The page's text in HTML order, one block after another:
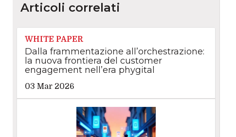
Articoli correlati
WHITE PAPER
Dalla frammentazione all’orchestrazione:
la nuova frontiera del customer
engagement nell’era phygital
03 Mar 2026